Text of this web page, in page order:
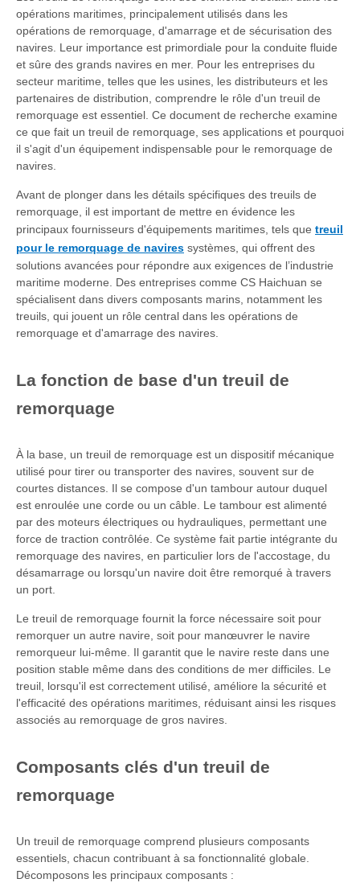
opérations maritimes, principalement utilisés dans les
opérations de remorquage, d'amarrage et de sécurisation des
navires. Leur importance est primordiale pour la conduite fluide
et sûre des grands navires en mer. Pour les entreprises du
secteur maritime, telles que les usines, les distributeurs et les
partenaires de distribution, comprendre le rôle d'un treuil de
remorquage est essentiel. Ce document de recherche examine
ce que fait un treuil de remorquage, ses applications et pourquoi
il s'agit d'un équipement indispensable pour le remorquage de
navires.
Avant de plonger dans les détails spécifiques des treuils de
remorquage, il est important de mettre en évidence les
principaux fournisseurs d'équipements maritimes, tels que treuil
pour le remorquage de navires systèmes, qui offrent des
solutions avancées pour répondre aux exigences de l’industrie
maritime moderne. Des entreprises comme CS Haichuan se
spécialisent dans divers composants marins, notamment les
treuils, qui jouent un rôle central dans les opérations de
remorquage et d'amarrage des navires.
La fonction de base d'un treuil de
remorquage
À la base, un treuil de remorquage est un dispositif mécanique
utilisé pour tirer ou transporter des navires, souvent sur de
courtes distances. Il se compose d'un tambour autour duquel
est enroulée une corde ou un câble. Le tambour est alimenté
par des moteurs électriques ou hydrauliques, permettant une
force de traction contrôlée. Ce système fait partie intégrante du
remorquage des navires, en particulier lors de l'accostage, du
désamarrage ou lorsqu'un navire doit être remorqué à travers
un port.
Le treuil de remorquage fournit la force nécessaire soit pour
remorquer un autre navire, soit pour manœuvrer le navire
remorqueur lui-même. Il garantit que le navire reste dans une
position stable même dans des conditions de mer difficiles. Le
treuil, lorsqu'il est correctement utilisé, améliore la sécurité et
l'efficacité des opérations maritimes, réduisant ainsi les risques
associés au remorquage de gros navires.
Composants clés d'un treuil de
remorquage
Un treuil de remorquage comprend plusieurs composants
essentiels, chacun contribuant à sa fonctionnalité globale.
Décomposons les principaux composants :